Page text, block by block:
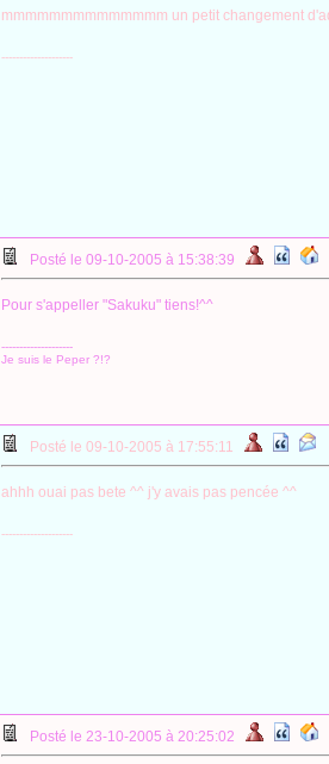
mmmmmmmmmmmmmm un petit changement
--------------------
Posté le 09-10-2005 à 15:38:39
Pour s'appeller "Sakuku" tiens!^^
--------------------
Je suis le Peper ?!?
Posté le 09-10-2005 à 17:55:11
ahhh ouai pas bete ^^ j'y avais pas pencée ^^
--------------------
Posté le 23-10-2005 à 20:25:02